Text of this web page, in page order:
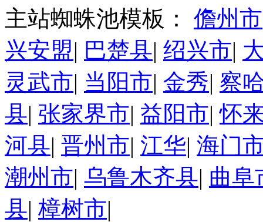
主站蜘蛛池模板： 儋州市
兴安盟| 巴楚县| 绍兴市|
灵武市| 当阳市| 金秀| 察
县| 张家界市| 益阳市|怀
河县| 晋州市| 江华| 海门
潮州市| 乌鲁木齐县| 曲阜
县| 樟树市|